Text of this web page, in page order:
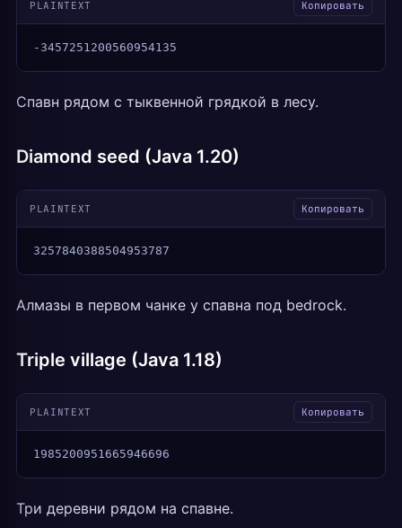
PLAINTEXT Копировать
-3457251200560954135
Спавн рядом с тыквенной грядкой в лесу.
Diamond seed (Java 1.20)
PLAINTEXT Копировать
3257840388504953787
Алмазы в первом чанке у спавна под bedrock.
Triple village (Java 1.18)
PLAINTEXT Копировать
1985200951665946696
Три деревни рядом на спавне.